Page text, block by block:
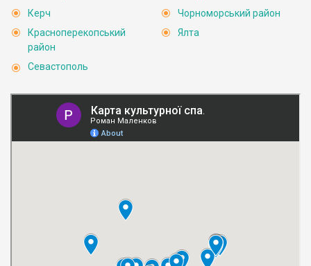
Керч
Красноперекопський
район
Севастополь
Чорноморський район
Ялта